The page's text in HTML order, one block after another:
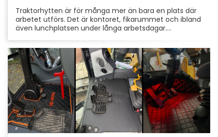
Traktorhytten är för många mer än bara en plats där
arbetet utförs. Det är kontoret, fikarummet och ibland
även lunchplatsen under långa arbetsdagar....